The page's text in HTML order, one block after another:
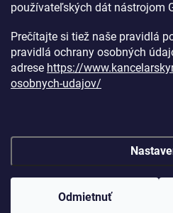
používateľských dát nástrojom
Prečítajte si tiež naše pravidlá
pravidlá ochrany osobných
adrese https://
osobnych-udajov/
Odmietnuť
Copyright 2026Kancelársky raj.